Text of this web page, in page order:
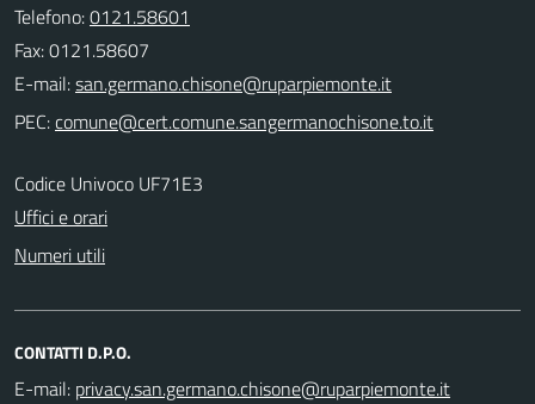
Telefono:0121.58601
Fax: 0121.58607
E-mail:
PEC:
Codice Univoco UF71E3
Uffici e orari
Numeri utili
CONTATTI D.P.O.
E-mail: